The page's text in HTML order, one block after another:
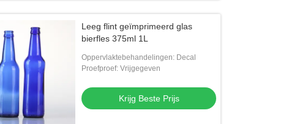
Leeg flint geïmprimeerd glas
bierfles 375ml 1L
Oppervlaktebehandelingen: Decal
Proefproef: Vrijgegeven
Krijg Beste Prijs